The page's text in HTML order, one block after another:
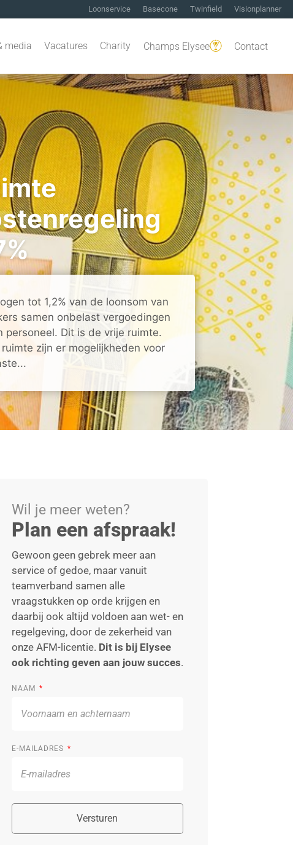
Loonservice Basecone Twinfield Visionplanner
media Vacatures Charity Champs Elysee Contact
tot 1,2% van de loonsom van
samen onbelast vergoedingen
personeel. Dit is de vrije ruimte.
zijn er mogelijkheden voor
Wil je meer weten?
Plan een afspraak!
Gewoon geen gebrek meer aan
service of gedoe, maar vanuit
teamverband samen alle
vraagstukken op orde krijgen en
daarbij ook altijd voldoen aan wet- en
regelgeving, door de zekerheid van
onze AFM-licentie. Dit is bij Elysee
ook richting geven aan jouw succes.
NAAM
E-MAILADRES
Versturen